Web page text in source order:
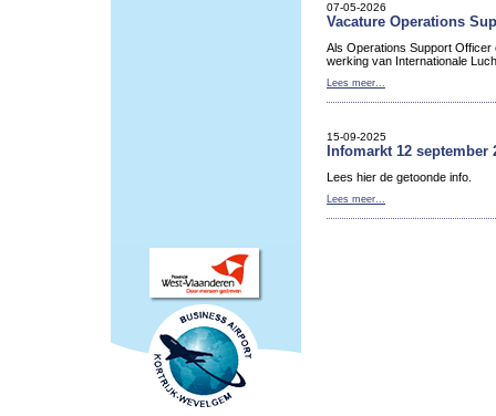
07-05-2026
Vacature Operations
Als Operations Support Officer
werking van Internationale
Lees meer...
15-09-2025
Infomarkt 12 september
Lees hier de getoonde info.
Lees meer...